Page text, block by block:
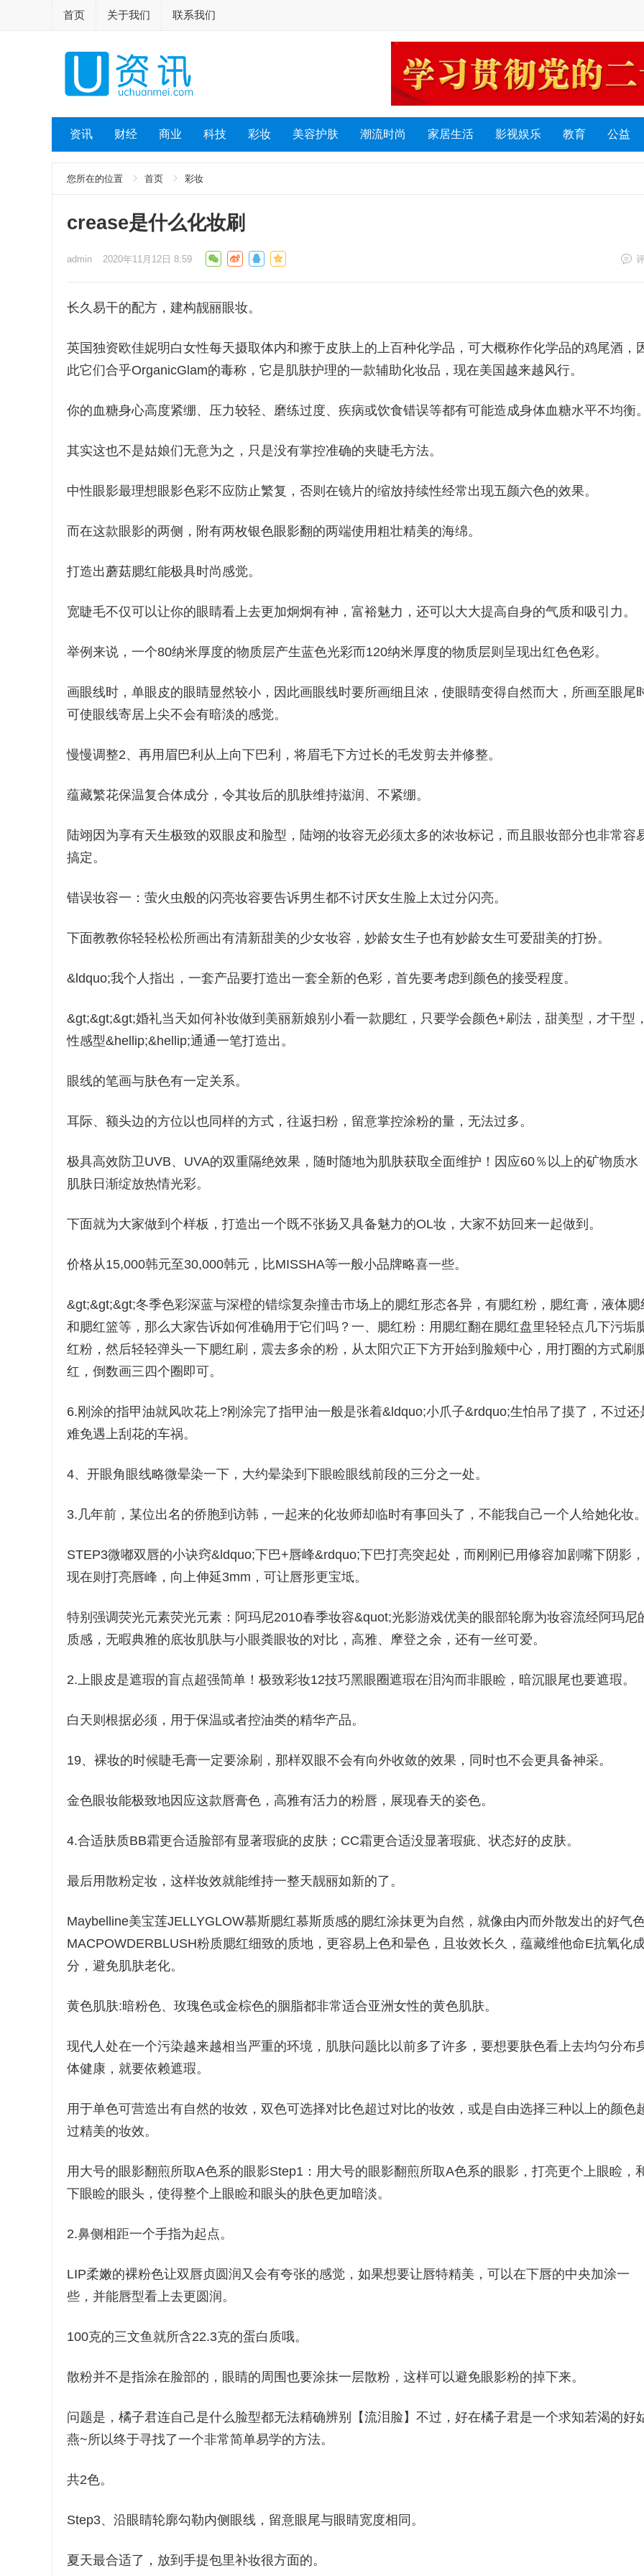
首页 关于我们 联系我们
资讯 财经 商业 科技 彩妆 美容护肤 潮流时尚 家居生活 影视娱乐 教育 公益
您所在的位置 首页 彩妆
crease是什么化妆刷
admin 2020年11月12日 8:59
长久易干的配方，建构靓丽眼妆。
英国独资欧佳妮明白女性每天摄取体内和擦于皮肤上的上百种化学品，可大概称作化学品的鸡尾酒，
此它们合乎OrganicGlam的毒称，它是肌肤护理的一款辅助化妆品，现在美国越来越风行。
你的血糖身心高度紧绷、压力较轻、磨练过度、疾病或饮食错误等都有可能造成身体血糖水平不均衡
其实这也不是姑娘们无意为之，只是没有掌控准确的夹睫毛方法。
中性眼影最理想眼影色彩不应防止繁复，否则在镜片的缩放持续性经常出现五颜六色的效果。
而在这款眼影的两侧，附有两枚银色眼影翻的两端使用粗壮精美的海绵。
打造出蘑菇腮红能极具时尚感觉。
宽睫毛不仅可以让你的眼睛看上去更加炯炯有神，富裕魅力，还可以大大提高自身的气质和吸引力。
举例来说，一个80纳米厚度的物质层产生蓝色光彩而120纳米厚度的物质层则呈现出红色色彩。
画眼线时，单眼皮的眼睛显然较小，因此画眼线时要所画细且浓，使眼睛变得自然而大，所画至眼尾
可使眼线寄居上尖不会有暗淡的感觉。
慢慢调整2、再用眉巴利从上向下巴利，将眉毛下方过长的毛发剪去并修整。
蕴藏繁花保温复合体成分，令其妆后的肌肤维持滋润、不紧绷。
陆翊因为享有天生极致的双眼皮和脸型，陆翊的妆容无必须太多的浓妆标记，而且眼妆部分也非常容
搞定。
错误妆容一：萤火虫般的闪亮妆容要告诉男生都不讨厌女生脸上太过分闪亮。
下面教教你轻轻松松所画出有清新甜美的少女妆容，妙龄女生子也有妙龄女生可爱甜美的打扮。
&ldquo;我个人指出，一套产品要打造出一套全新的色彩，首先要考虑到颜色的接受程度。
&gt;&gt;&gt;婚礼当天如何补妆做到美丽新娘别小看一款腮红，只要学会颜色+刷法，甜美型，才干型
性感型&hellip;&hellip;通通一笔打造出。
眼线的笔画与肤色有一定关系。
耳际、额头边的方位以也同样的方式，往返扫粉，留意掌控涂粉的量，无法过多。
极具高效防卫UVB、UVA的双重隔绝效果，随时随地为肌肤获取全面维护！因应60％以上的矿物质水
肌肤日渐绽放热情光彩。
下面就为大家做到个样板，打造出一个既不张扬又具备魅力的OL妆，大家不妨回来一起做到。
价格从15,000韩元至30,000韩元，比MISSHA等一般小品牌略喜一些。
&gt;&gt;&gt;冬季色彩深蓝与深橙的错综复杂撞击市场上的腮红形态各异，有腮红粉，腮红膏，液体腮
和腮红篮等，那么大家告诉如何准确用于它们吗？一、腮红粉：用腮红翻在腮红盘里轻轻点几下污垢
红粉，然后轻轻弹头一下腮红刷，震去多余的粉，从太阳穴正下方开始到脸颊中心，用打圈的方式刷
红，倒数画三四个圈即可。
6.刚涂的指甲油就风吹花上?刚涂完了指甲油一般是张着&ldquo;小爪子&rdquo;生怕吊了摸了，不过还
难免遇上刮花的车祸。
4、开眼角眼线略微晕染一下，大约晕染到下眼睑眼线前段的三分之一处。
3.几年前，某位出名的侨胞到访韩，一起来的化妆师却临时有事回头了，不能我自己一个人给她化妆
STEP3微嘟双唇的小诀窍&ldquo;下巴+唇峰&rdquo;下巴打亮突起处，而刚刚已用修容加剧嘴下阴影，
现在则打亮唇峰，向上伸延3mm，可让唇形更宝坻。
特别强调荧光元素荧光元素：阿玛尼2010春季妆容&quot;光影游戏优美的眼部轮廓为妆容流经阿玛尼
质感，无暇典雅的底妆肌肤与小眼粪眼妆的对比，高雅、摩登之余，还有一丝可爱。
2.上眼皮是遮瑕的盲点超强简单！极致彩妆12技巧黑眼圈遮瑕在泪沟而非眼睑，暗沉眼尾也要遮瑕。
白天则根据必须，用于保温或者控油类的精华产品。
19、裸妆的时候睫毛膏一定要涂刷，那样双眼不会有向外收敛的效果，同时也不会更具备神采。
金色眼妆能极致地因应这款唇膏色，高雅有活力的粉唇，展现春天的姿色。
4.合适肤质BB霜更合适脸部有显著瑕疵的皮肤；CC霜更合适没显著瑕疵、状态好的皮肤。
最后用散粉定妆，这样妆效就能维持一整天靓丽如新的了。
Maybelline美宝莲JELLYGLOW慕斯腮红慕斯质感的腮红涂抹更为自然，就像由内而外散发出的好气
MACPOWDERBLUSH粉质腮红细致的质地，更容易上色和晕色，且妆效长久，蕴藏维他命E抗氧化
分，避免肌肤老化。
黄色肌肤:暗粉色、玫瑰色或金棕色的胭脂都非常适合亚洲女性的黄色肌肤。
现代人处在一个污染越来越相当严重的环境，肌肤问题比以前多了许多，要想要肤色看上去均匀分布
体健康，就要依赖遮瑕。
用于单色可营造出有自然的妆效，双色可选择对比色超过对比的妆效，或是自由选择三种以上的颜色
过精美的妆效。
用大号的眼影翻煎所取A色系的眼影Step1：用大号的眼影翻煎所取A色系的眼影，打亮更个上眼睑，
下眼睑的眼头，使得整个上眼睑和眼头的肤色更加暗淡。
2.鼻侧相距一个手指为起点。
LIP柔嫩的裸粉色让双唇贞圆润又会有夸张的感觉，如果想要让唇特精美，可以在下唇的中央加涂一
些，并能唇型看上去更圆润。
100克的三文鱼就所含22.3克的蛋白质哦。
散粉并不是指涂在脸部的，眼睛的周围也要涂抹一层散粉，这样可以避免眼影粉的掉下来。
问题是，橘子君连自己是什么脸型都无法精确辨别【流泪脸】不过，好在橘子君是一个求知若渴的好
燕~所以终于寻找了一个非常简单易学的方法。
共2色。
Step3、沿眼睛轮廓勾勒内侧眼线，留意眼尾与眼睛宽度相同。
夏天最合适了，放到手提包里补妆很方面的。